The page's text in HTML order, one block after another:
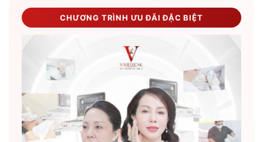
CHƯƠNG TRÌNH ƯU ĐÃI ĐẶC BIỆT